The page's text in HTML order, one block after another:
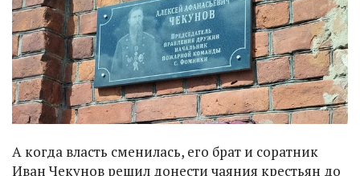
А когда власть сменилась, его брат и соратник
Иван Чекунов решил донести чаяния крестьян до